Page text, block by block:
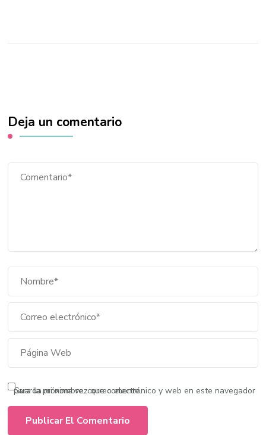
Deja un comentario
Guarda mi nombre, correo electrónico y web en este navegador para la próxima vez que comente.